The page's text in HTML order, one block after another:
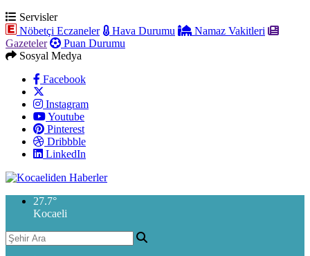
Servisler
Nöbetçi Eczaneler
Hava Durumu
Namaz Vakitleri
Gazeteler
Puan Durumu
Sosyal Medya
Facebook
Instagram
Youtube
Pinterest
Dribbble
LinkedIn
27.7°
Kocaeli